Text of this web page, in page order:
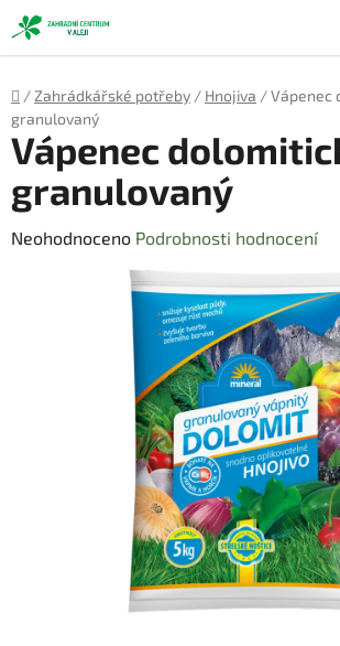
Přejít
na
obsah
Domů
/ Zahrádkářské potřeby / Hnojiva /Vápenec
granulovaný
Vápenec
granulovaný
Průměrné
Neohodnoceno Podrobnosti hodnocení